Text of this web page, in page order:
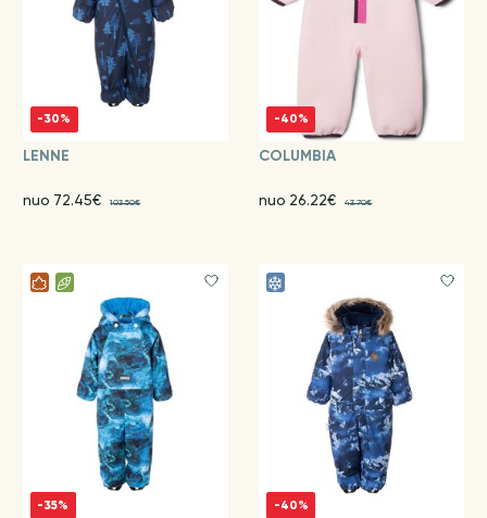
-30%
LENNE
nuo 72.45€ 103.50€
-40%
COLUMBIA
nuo 26.22€ 43.70€
-35% -40%